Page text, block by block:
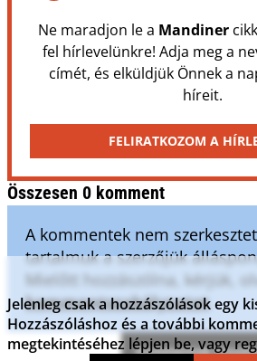
Ne maradjon le a Mandiner
fel hírlevelünkre! Adja meg a
címét, és elküldjük Önnek a
híreit.
FELIRATKOZOM A
Összesen 0 komment
A kommentek nem
tartalmuk a szerzőjük
Mielőtt hozzászólna, kérjük,
kommentszabályzatot.
Kommentek
Jelenleg csak a hozzászólások egy
Hozzászóláshoz és a további
megtekintéséhez lépjen be, vagy